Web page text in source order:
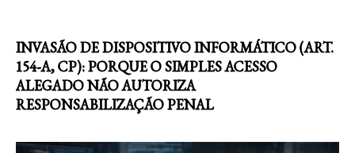
INVASÃO DE DISPOSITIVO INFORMÁTICO (ART.
154-A, CP): PORQUE O SIMPLES ACESSO
ALEGADO NÃO AUTORIZA
RESPONSABILIZAÇÃO PENAL